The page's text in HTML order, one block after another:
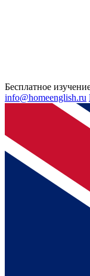
Бесплатное
info@homeenglish.ru